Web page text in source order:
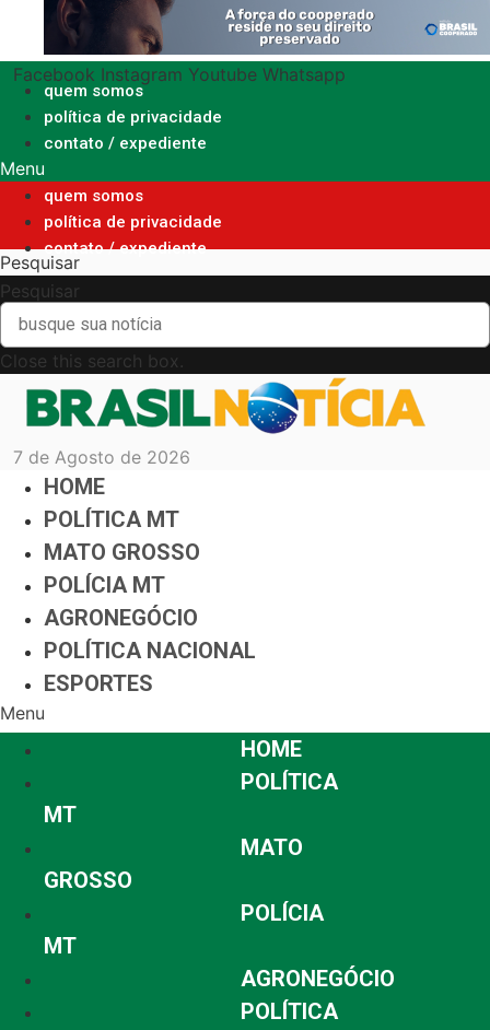
o
conteúdo
Facebook Instagram Youtube Whatsapp
quem somos
política de privacidade
contato / expediente
Menu
quem somos
política de privacidade
contato / expediente
Pesquisar
Pesquisar
Close this search box.
7 de Agosto de 2026
HOME
POLÍTICA MT
MATO GROSSO
POLÍCIA MT
AGRONEGÓCIO
POLÍTICA NACIONAL
ESPORTES
Menu
HOME
POLÍTICA
MT
MATO
GROSSO
POLÍCIA
MT
AGRONEGÓCIO
POLÍTICA